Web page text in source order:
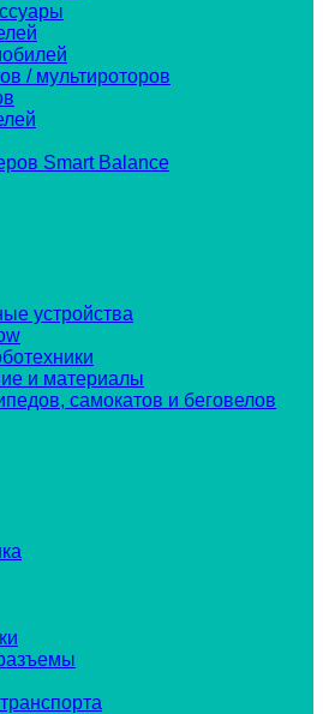
/ мультироторов
Smart Balance
устройства
и материалы
самокатов и беговелов